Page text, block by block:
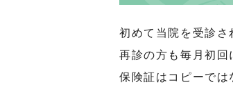
初めて当院を受診さ
再診の方も毎月初回
保険証はコピーでは